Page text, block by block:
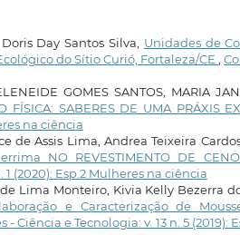
Day Santos Silva, Unidades de
do Sítio Curió, Fortaleza/CE
,
GOMES SANTOS, MARIA
FÍSICA: SABERES DE UMA PRÁXIS
na ciência
de Assis Lima, Andrea Teixeira
NO REVESTIMENTO DE
(2020): Esp.2 Mulheres na ciência
Lima Monteiro, Kivia Kelly Bezerra
e Caracterização de
- Ciência e Tecnologia: v. 13 n. 5